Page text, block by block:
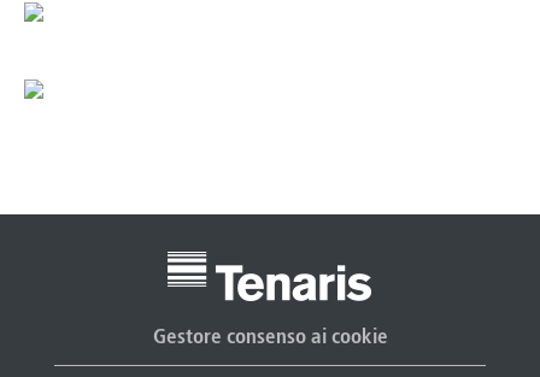
Gestore consenso ai cookie